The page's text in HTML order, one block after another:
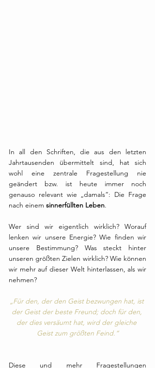
In all den Schriften, die aus den letzten
Jahrtausenden übermittelt sind, hat sich
wohl eine zentrale Fragestellung nie
geändert bzw. ist heute immer noch
genauso relevant wie „damals“: Die Frage
nach einem sinnerfüllten Leben.
Wer sind wir eigentlich wirklich? Worauf
lenken wir unsere Energie? Wie finden wir
unsere Bestimmung? Was steckt hinter
unseren größten Zielen wirklich? Wie können
wir mehr auf dieser Welt hinterlassen, als wir
nehmen?
„Für den, der den Geist bezwungen hat, ist
der Geist der beste Freund; doch für den,
der dies versäumt hat, wird der gleiche
Geist zum größten Feind.“
Diese und mehr Fragestellungen